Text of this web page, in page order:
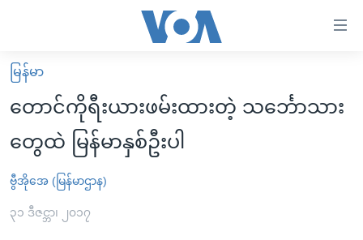
လွယ်ကူ
စေ
Link
များ
ပင်မ
မူလစာမျက်နှာ
မြန်မာ
ကမ္ဘာ့သတင်းများ
နိုင်ငံတကာ
ဗွီဒီယို
မြန်မာ
တောင်ကိုရီးယားဖမ်းထားတဲ့ သင်္ဘောသား
တွေထဲ မြန်မာနှစ်ဦးပါ
ဗွီအိုအေ (မြန်မာဌာန)
၃၁ ဒီဇင္ဘာ၊ ၂၀၁၇